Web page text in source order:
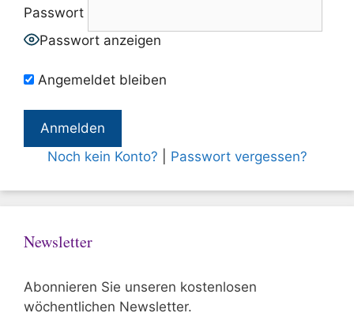
Passwort
Passwort anzeigen
Angemeldet bleiben
Noch kein Konto? Passwort vergessen?
Newsletter
Abonnieren Sie unseren kostenlosen
wöchentlichen Newsletter.